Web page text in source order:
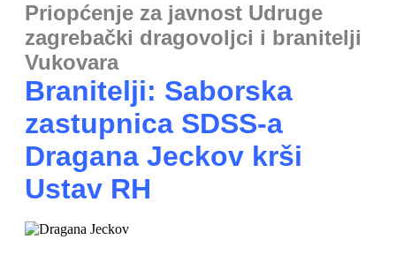
Priopćenje za javnost Udruge
zagrebački dragovoljci i branitelji
Vukovara
Branitelji: Saborska
zastupnica SDSS-a
Dragana Jeckov krši
Ustav RH